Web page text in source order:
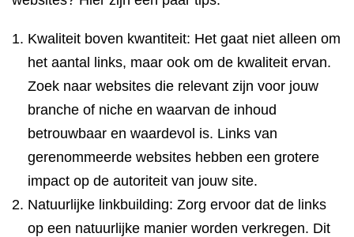
Kwaliteit boven kwantiteit: Het gaat niet alleen om
het aantal links, maar ook om de kwaliteit ervan.
Zoek naar websites die relevant zijn voor jouw
branche of niche en waarvan de inhoud
betrouwbaar en waardevol is. Links van
gerenommeerde websites hebben een grotere
impact op de autoriteit van jouw site.
Natuurlijke linkbuilding: Zorg ervoor dat de links
op een natuurlijke manier worden verkregen. Dit